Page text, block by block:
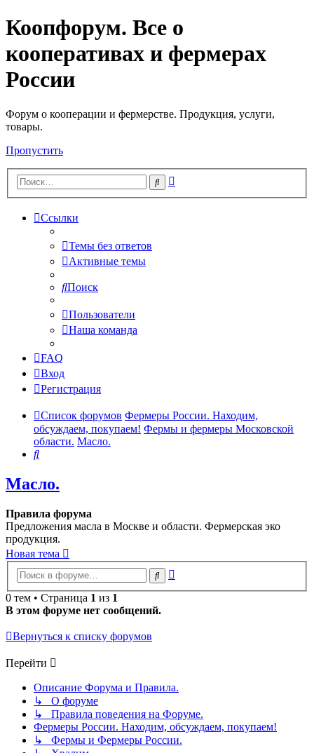
Коопфорум. Все о
кооперативах и фермерах
России
Форум о кооперации и фермерстве. Продукция, услуги,
товары.
Пропустить
Поиск
Ссылки
Темы без ответов
Активные темы
Поиск
Пользователи
Наша команда
FAQ
Вход
Регистрация
Список форумов Фермеры России. Находим,
обсуждаем, покупаем! Фермы и фермеры Московской
области. Масло.
Поиск
Масло.
Правила форума
Предложения масла в Москве и области. Фермерская эко
продукция.
Новая тема
Поиск
0 тем • Страница 1 из 1
В этом форуме нет сообщений.
Вернуться к списку форумов
Перейти
Описание Форума и Правила.
↳ О форуме
↳ Правила поведения на Форуме.
Фермеры России. Находим, обсуждаем, покупаем!
↳ Фермы и Фермеры России.